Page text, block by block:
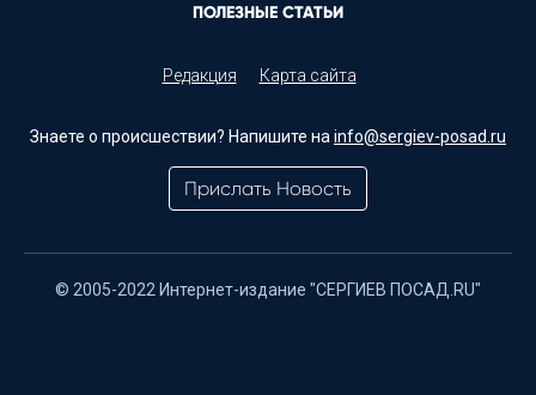
ПОЛЕЗНЫЕ СТАТЬИ
Редакция Карта сайта
Знаете о происшествии? Напишите на info@sergiev-posad.ru
Прислать Новость
© 2005-2022 Интернет-издание "СЕРГИЕВ ПОСАД.RU"